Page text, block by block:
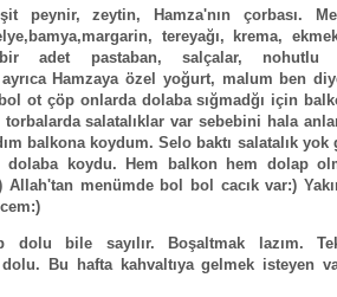
peynir, zeytin, Hamza'nın çorbası.
tereyağı, krema,
bir adet pastaban, salçalar, nohutlu
Hamzaya özel yoğurt, malum ben
ot çöp onlarda dolaba sığmadğı için
torbalarda salatalıklar var sebebini hala
balkona koydum. Selo baktı salatalık yok
dolaba koydu. Hem balkon hem dolap
Allah'tan menümde bol bol cacık var:)
bile sayılır. Boşaltmak lazım.
Bu hafta kahvaltıya gelmek isteyen